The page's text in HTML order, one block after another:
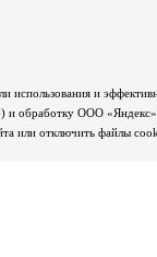
и
и обработку ООО
или отключить файлы